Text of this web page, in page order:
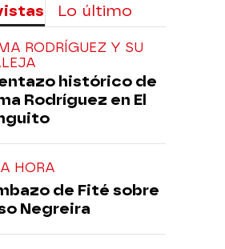
Lo último
RODRÍGUEZ Y SU
histórico de
Rodríguez en El
HORA
de Fité sobre
Negreira